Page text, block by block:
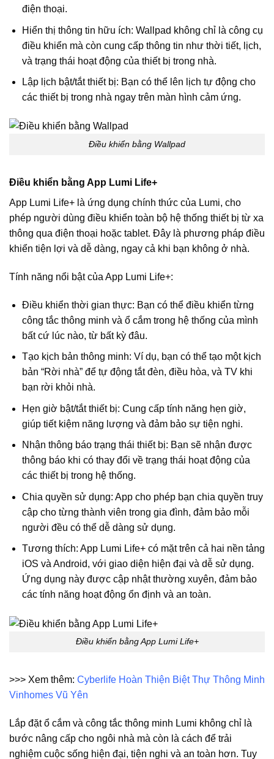
điện thoại.
Hiển thị thông tin hữu ích: Wallpad không chỉ là công cụ
điều khiển mà còn cung cấp thông tin như thời tiết, lịch,
và trạng thái hoạt động của thiết bị trong nhà.
Lập lịch bật/tắt thiết bị: Bạn có thể lên lịch tự động cho
các thiết bị trong nhà ngay trên màn hình cảm ứng.
Điều khiển bằng Wallpad
Điều khiển bằng App Lumi Life+
App Lumi Life+ là ứng dụng chính thức của Lumi, cho
phép người dùng điều khiển toàn bộ hệ thống thiết bị từ xa
thông qua điện thoại hoặc tablet. Đây là phương pháp điều
khiển tiện lợi và dễ dàng, ngay cả khi bạn không ở nhà.
Tính năng nổi bật của App Lumi Life+:
Điều khiển thời gian thực: Bạn có thể điều khiển từng
công tắc thông minh và ổ cắm trong hệ thống của mình
bất cứ lúc nào, từ bất kỳ đâu.
Tạo kịch bản thông minh: Ví dụ, bạn có thể tạo một kịch
bản “Rời nhà” để tự động tắt đèn, điều hòa, và TV khi
bạn rời khỏi nhà.
Hẹn giờ bật/tắt thiết bị: Cung cấp tính năng hẹn giờ,
giúp tiết kiệm năng lượng và đảm bảo sự tiện nghi.
Nhận thông báo trạng thái thiết bị: Bạn sẽ nhận được
thông báo khi có thay đổi về trạng thái hoạt động của
các thiết bị trong hệ thống.
Chia quyền sử dụng: App cho phép bạn chia quyền truy
cập cho từng thành viên trong gia đình, đảm bảo mỗi
người đều có thể dễ dàng sử dụng.
Tương thích: App Lumi Life+ có mặt trên cả hai nền tảng
iOS và Android, với giao diện hiện đại và dễ sử dụng.
Ứng dụng này được cập nhật thường xuyên, đảm bảo
các tính năng hoạt động ổn định và an toàn.
Điều khiển bằng App Lumi Life+
>>> Xem thêm: Cyberlife Hoàn Thiện Biệt Thự Thông Minh
Vinhomes Vũ Yên
Lắp đặt ổ cắm và công tắc thông minh Lumi không chỉ là
bước nâng cấp cho ngôi nhà mà còn là cách để trải
nghiệm cuộc sống hiện đại, tiện nghi và an toàn hơn. Tuy